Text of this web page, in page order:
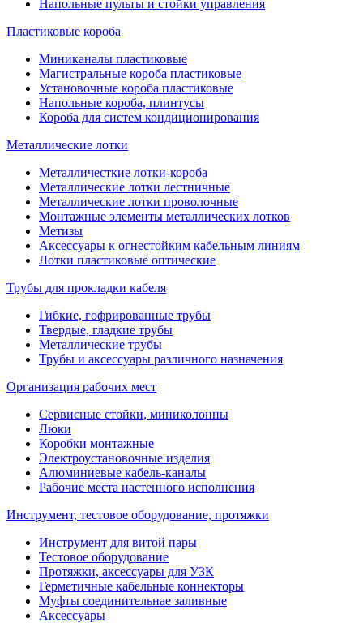
Напольные пульты и стойки управления
Пластиковые короба
Миниканалы пластиковые
Магистральные короба пластиковые
Установочные короба пластиковые
Напольные короба, плинтусы
Короба для систем кондиционирования
Металлические лотки
Металличесткие лотки-короба
Металлические лотки лестничные
Металлические лотки проволочные
Монтажные элементы металлических лотков
Метизы
Аксессуары к огнестойким кабельным линиям
Лотки пластиковые оптические
Трубы для прокладки кабеля
Гибкие, гофрированные трубы
Твердые, гладкие трубы
Металлические трубы
Трубы и аксессуары различного назначения
Организация рабочих мест
Сервисные стойки, миниколонны
Люки
Коробки монтажные
Электроустановочные изделия
Алюминиевые кабель-каналы
Рабочие места настенного исполнения
Инструмент, тестовое оборудование, протяжки
Инструмент для витой пары
Тестовое оборудование
Протяжки, аксессуары для УЗК
Герметичные кабельные коннекторы
Муфты соединительнае заливные
Аксессуары